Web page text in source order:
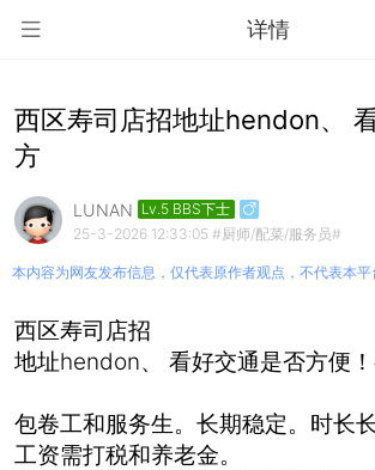
详情
西区寿司店招地址hendon、
方
LUNAN Lv.5 BBS下士
25-3-2026 12:33:05 #厨师/配菜/服务员#
本内容为网友发布信息，仅代表原作者观点，不代表本平
西区寿司店招
地址hendon、 看好交通是否方便
包卷工和服务生。长期稳定。时长
工资需打税和养老金。